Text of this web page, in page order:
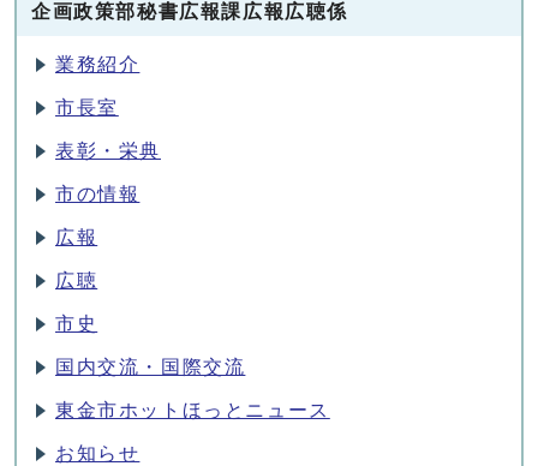
企画政策部秘書広報課広報広聴係
業務紹介
市長室
表彰・栄典
市の情報
広報
広聴
市史
国内交流・国際交流
東金市ホットほっとニュース
お知らせ